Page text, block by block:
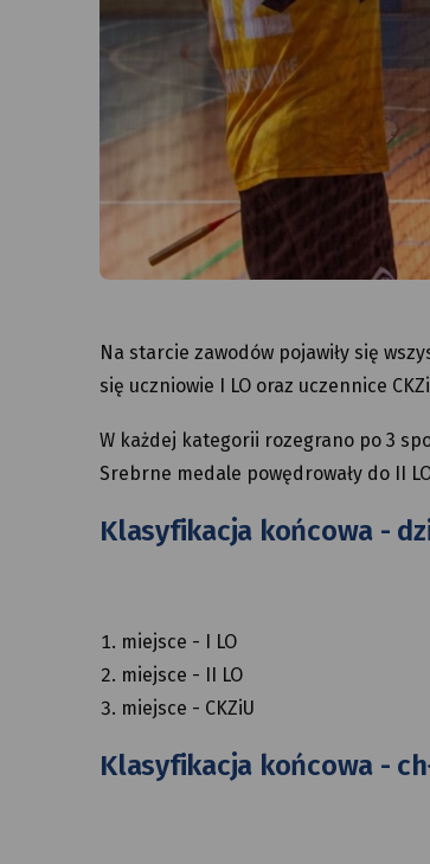
Na starcie zawodów pojawiły się
się uczniowie I LO oraz uczennice
W każdej kategorii rozegrano po 3
Srebrne medale powędrowały do II
Klasyfikacja końcowa -
miejsce - I LO
miejsce - II LO
miejsce - CKZiU
Klasyfikacja końcowa -